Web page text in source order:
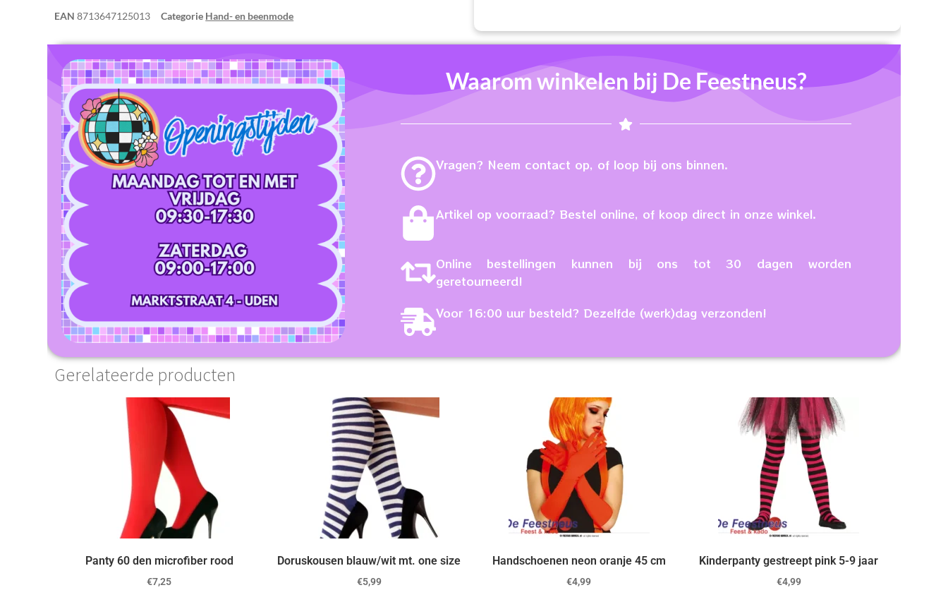
EAN8713647125013 Categorie Hand- en beenmode
Waarom winkelen bij De Feestneus?
Vragen? Neem contact op, of loop bij ons binnen.
Artikel op voorraad? Bestel online, of koop direct in onze winkel.
Online bestellingen kunnen bij ons tot 30 dagen worden
geretourneerd!
Voor 16:00 uur besteld? Dezelfde (werk)dag verzonden!
Gerelateerde producten
Panty 60 den microfiber rood
€7,25
Doruskousen blauw/wit mt. one size
€5,99
Handschoenen neon oranje 45 cm
€4,99
Kinderpanty gestreept pink 5-9 jaar
€4,99